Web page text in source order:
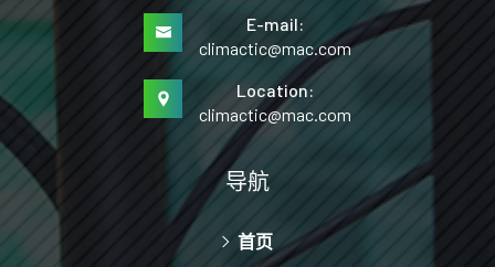
E-mail:
climactic@mac.com
Location:
climactic@mac.com
导航
首页